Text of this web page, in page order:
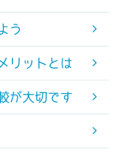
う
リットとは
が大切です